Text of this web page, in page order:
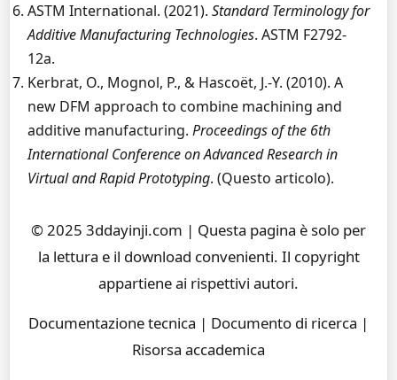
ASTM International. (2021). Standard Terminology for
Additive Manufacturing Technologies. ASTM F2792-
12a.
Kerbrat, O., Mognol, P., & Hascoët, J.-Y. (2010). A
new DFM approach to combine machining and
additive manufacturing. Proceedings of the 6th
International Conference on Advanced Research in
Virtual and Rapid Prototyping. (Questo articolo).
© 2025 3ddayinji.com | Questa pagina è solo per
la lettura e il download convenienti. Il copyright
appartiene ai rispettivi autori.
Documentazione tecnica | Documento di ricerca |
Risorsa accademica